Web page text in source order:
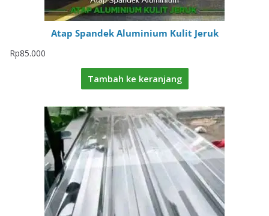
Atap Spandek Aluminium Kulit Jeruk
Rp85.000
Tambah ke keranjang